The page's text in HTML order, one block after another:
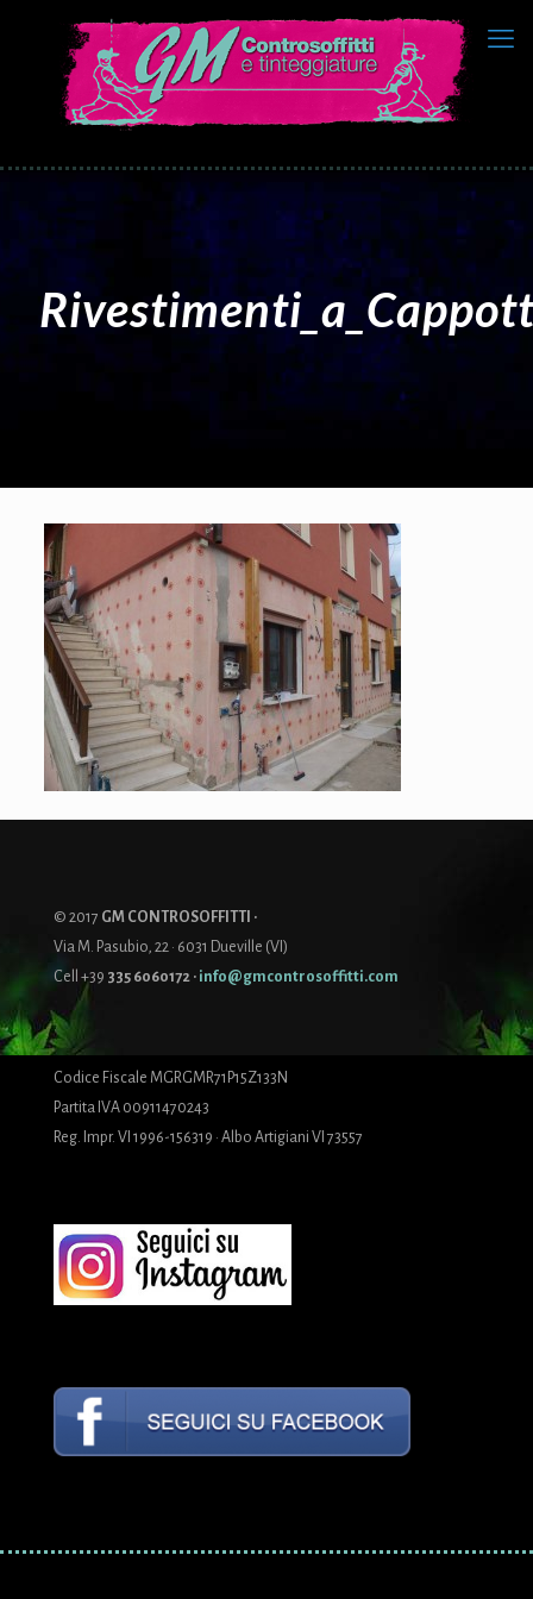
© 2017 GM CONTROSOFFITTI ·
Via M. Pasubio, 22 · 6031 Dueville (VI)
Cell +39 335 6060172 · info@gmcontrosoffitti.com
Codice Fiscale MGRGMR71P15Z133N
Partita IVA 00911470243
Reg. Impr. VI 1996-156319 · Albo Artigiani VI 73557